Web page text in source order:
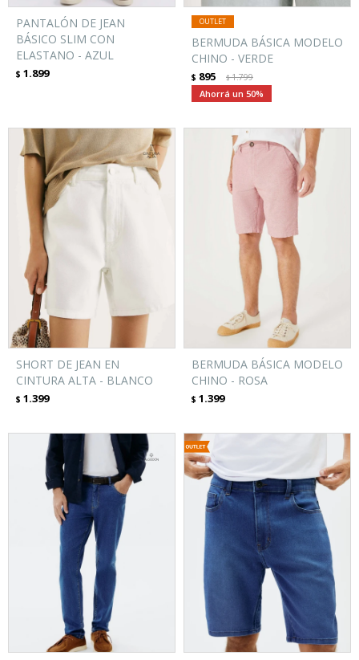
PANTALÓN DE JEAN
BÁSICO SLIM CON
ELASTANO - AZUL
$ 1.899
BERMUDA BÁSICA MODELO
CHINO - VERDE
$ 895 $1.799
50
SHORT DE JEAN EN
CINTURA ALTA - BLANCO
$ 1.399
BERMUDA BÁSICA MODELO
CHINO - ROSA
$ 1.399